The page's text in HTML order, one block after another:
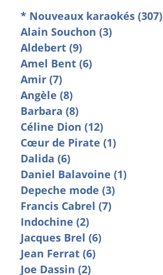
* Nouveaux karaokés (307)
Alain Souchon (3)
Aldebert (9)
Amel Bent (6)
Amir (7)
Angèle (8)
Barbara (8)
Céline Dion (12)
Cœur de Pirate (1)
Dalida (6)
Daniel Balavoine (1)
Depeche mode (3)
Francis Cabrel (7)
Indochine (2)
Jacques Brel (6)
Jean Ferrat (6)
Joe Dassin (2)